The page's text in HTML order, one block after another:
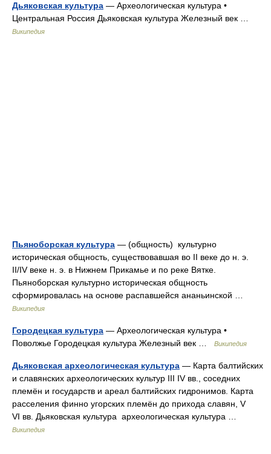
Дьяковская культура — Археологическая культура •
Центральная Россия Дьяковская культура Железный век …
Википедия
Пьяноборская культура — (общность) культурно
историческая общность, существовавшая во II веке до н. э.
II/IV веке н. э. в Нижнем Прикамье и по реке Вятке.
Пьяноборская культурно историческая общность
сформировалась на основе распавшейся ананьинской …
Википедия
Городецкая культура — Археологическая культура •
Поволжье Городецкая культура Железный век …
Википедия
Дьяковская археологическая культура — Карта балтийских
и славянских археологических культур III IV вв., соседних
племён и государств и ареал балтийских гидронимов. Карта
расселения финно угорских племён до прихода славян, V
VI вв. Дьяковская культура археологическая культура …
Википедия